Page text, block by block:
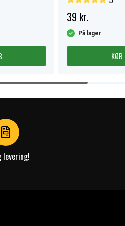
39 kr.
På lager
KØB